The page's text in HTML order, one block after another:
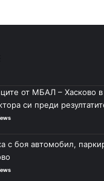
от МБАЛ – Хасково в
си преди
с боя автомобил,